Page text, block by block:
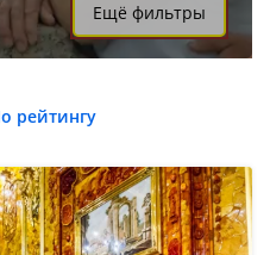
Ещё фильтры
рейтингу